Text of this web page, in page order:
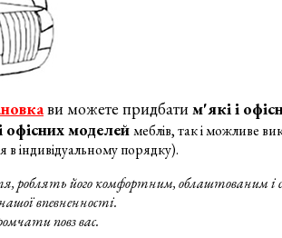
ви можете придбатим'які і
офісних моделеймеблів, так і можливе
індивідуальному порядку).
його комфортним, облаштованим і
впевненності.
повз вас.